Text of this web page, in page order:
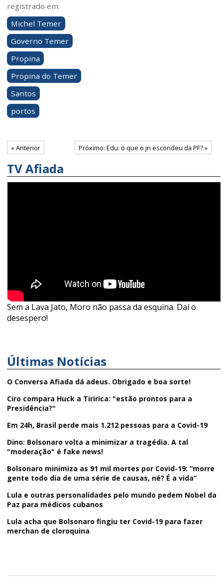
registrado em:
Michel Temer
Governo Temer
Propina
Propina do Temer
Santos
portos
« Anterior Próximo: Edu: o que o jn escondeu da PF? »
TV Afiada
Sem a Lava Jato, Moro não passa da esquina. Daí o
desespero!
Últimas Notícias
O Conversa Afiada dá adeus. Obrigado e boa sorte!
Ciro compara Huck a Tiririca: "estão prontos para a
Presidência?"
Em 24h, Brasil perde mais 1.212 pessoas para a Covid-19
Dino: Bolsonaro volta a minimizar a tragédia. A tal
"moderação" é fake news!
Bolsonaro minimiza as 91 mil mortes por Covid-19: “morre
gente todo dia de uma série de causas, né? É a vida”
Lula e outras personalidades pelo mundo pedem Nobel da
Paz para médicos cubanos
Lula acha que Bolsonaro fingiu ter Covid-19 para fazer
merchan de cloroquina